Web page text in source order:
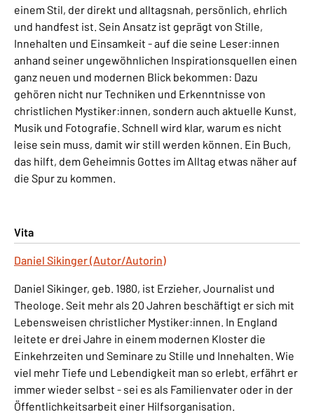
einem Stil, der direkt und alltagsnah, persönlich, ehrlich
und handfest ist. Sein Ansatz ist geprägt von Stille,
Innehalten und Einsamkeit - auf die seine Leser:innen
anhand seiner ungewöhnlichen Inspirationsquellen einen
ganz neuen und modernen Blick bekommen: Dazu
gehören nicht nur Techniken und Erkenntnisse von
christlichen Mystiker:innen, sondern auch aktuelle Kunst,
Musik und Fotografie. Schnell wird klar, warum es nicht
leise sein muss, damit wir still werden können. Ein Buch,
das hilft, dem Geheimnis Gottes im Alltag etwas näher auf
die Spur zu kommen.
Vita
Daniel Sikinger (Autor/Autorin)
Daniel Sikinger, geb. 1980, ist Erzieher, Journalist und
Theologe. Seit mehr als 20 Jahren beschäftigt er sich mit
Lebensweisen christlicher Mystiker:innen. In England
leitete er drei Jahre in einem modernen Kloster die
Einkehrzeiten und Seminare zu Stille und Innehalten. Wie
viel mehr Tiefe und Lebendigkeit man so erlebt, erfährt er
immer wieder selbst - sei es als Familienvater oder in der
Öffentlichkeitsarbeit einer Hilfsorganisation.